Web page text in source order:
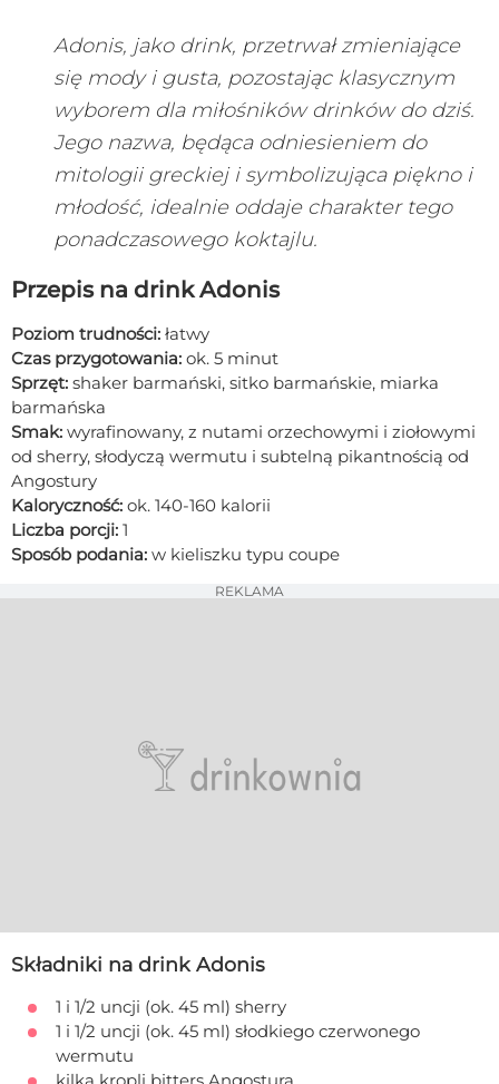
Adonis, jako drink, przetrwał zmieniające
się mody i gusta, pozostając klasycznym
wyborem dla miłośników drinków do dziś.
Jego nazwa, będąca odniesieniem do
mitologii greckiej i symbolizująca piękno i
młodość, idealnie oddaje charakter tego
ponadczasowego koktajlu.
Przepis na drink Adonis
Poziom trudności: łatwy
Czas przygotowania: ok. 5 minut
Sprzęt: shaker barmański, sitko barmańskie, miarka
barmańska
Smak: wyrafinowany, z nutami orzechowymi i ziołowymi
od sherry, słodyczą wermutu i subtelną pikantnością od
Angostury
Kaloryczność: ok. 140-160 kalorii
Liczba porcji: 1
Sposób podania: w kieliszku typu coupe
REKLAMA
Składniki na drink Adonis
1 i 1/2 uncji (ok. 45 ml) sherry
1 i 1/2 uncji (ok. 45 ml) słodkiego czerwonego
wermutu